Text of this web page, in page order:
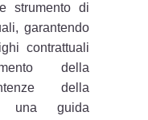
strumento di
garantendo
contrattuali
della
della
una guida